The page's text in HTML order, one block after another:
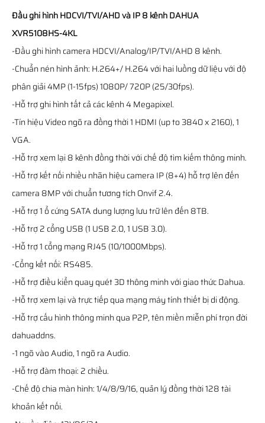
Đầu ghi hình HDCVI/TVI/AHD và IP 8 kênh DAHUA
XVR5108HS-4KL
-Đầu ghi hình camera HDCVI/Analog/IP/TVI/AHD 8 kênh.
-Chuẩn nén hình ảnh: H.264+/ H.264 với hai luồng dữ liệu với độ
phân giải 4MP (1-15fps) 1080P/ 720P (25/30fps).
-Hỗ trợ ghi hình tất cả các kênh 4 Megapixel.
-Tín hiệu Video ngõ ra đồng thời 1 HDMI (up to 3840 x 2160), 1
VGA.
-Hỗ trợ xem lại 8 kênh đồng thời với chế độ tìm kiếm thông minh.
-Hỗ trợ kết nối nhiều nhãn hiệu camera IP (8+4) hỗ trợ lên đến
camera 8MP với chuẩn tương tích Onvif 2.4.
-Hỗ trợ 1 ổ cứng SATA dung lượng lưu trữ lên đến 8TB.
-Hỗ trợ 2 cổng USB (1 USB 2.0, 1 USB 3.0).
-Hỗ trợ 1 cổng mạng RJ45 (10/1000Mbps).
-Cổng kết nối: RS485.
-Hỗ trợ điều kiển quay quét 3D thông minh với giao thức Dahua.
-Hỗ trợ xem lại và trực tiếp qua mạng máy tính thiết bị di động.
-Hỗ trợ cấu hình thông minh qua P2P, tên miền miễn phí trọn đời
dahuaddns.
-1 ngõ vào Audio, 1 ngõ ra Audio.
-Hỗ trợ đàm thoại: 2 chiều.
-Chế độ chia màn hình: 1/4/8/9/16, quản lý đồng thời 128 tài
khoản kết nối.